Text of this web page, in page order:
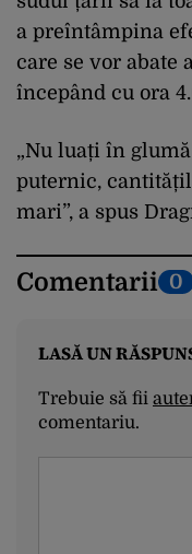
a preîntâmpina
care se vor abate
începând cu ora
„Nu luați în
puternic,
mari”, a spus
Comentarii 0
LASĂ UN
Trebuie să fii
comentariu.